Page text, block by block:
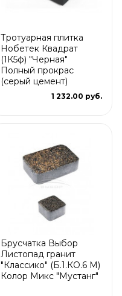
Тротуарная плитка
Нобетек Квадрат
(1К5ф) "Черная"
Полный прокрас
(серый цемент)
1 232.00 руб.
Брусчатка Выбор
Листопад гранит
"Классико" (Б.1.КО.6 М)
Колор Микс "Мустанг"